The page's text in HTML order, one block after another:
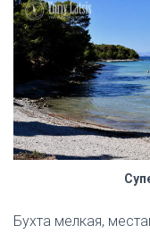
Бухта мелкая,